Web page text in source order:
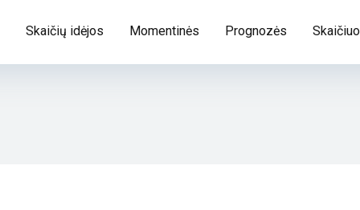
Skaičių idėjos Momentinės Prognozės